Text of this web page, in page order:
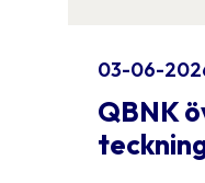
03-06-
QBNK